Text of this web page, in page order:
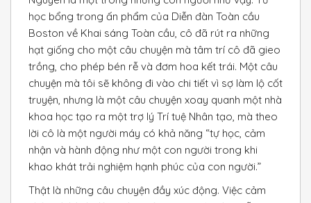
học bổng trong ấn phẩm của Diễn đàn Toàn cầu
Boston về Khai sáng Toàn cầu, cô đã rút ra những
hạt giống cho một câu chuyện mà tâm trí cô đã gieo
trồng, cho phép bén rễ và đơm hoa kết trái. Một câu
chuyện mà tôi sẽ không đi vào chi tiết vì sợ làm lộ cốt
truyện, nhưng là một câu chuyện xoay quanh một nhà
khoa học tạo ra một trợ lý Trí tuệ Nhân tạo, mà theo
lời cô là một người máy có khả năng “tự học, cảm
nhận và hành động như một con người trong khi
khao khát trải nghiệm hạnh phúc của con người.”
Thật là những câu chuyện đầy xúc động. Việc cảm